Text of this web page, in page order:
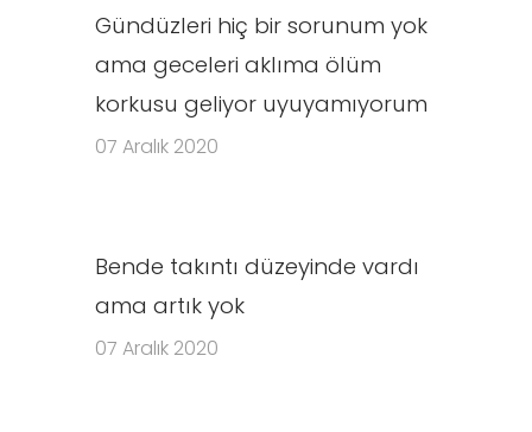
Gündüzleri hiç bir sorunum yok
ama geceleri aklıma ölüm
korkusu geliyor uyuyamıyorum
07 Aralık 2020
Bende takıntı düzeyinde vardı
ama artık yok
07 Aralık 2020